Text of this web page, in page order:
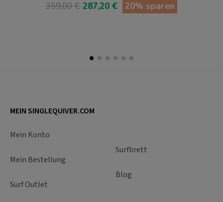
359,00 € 287,20 € 20% sparen
In den Warenkorb
MEIN SINGLEQUIVER.COM
Mein Konto
Mein Bestellung
Surf Outlet
Surfbrett
Blog